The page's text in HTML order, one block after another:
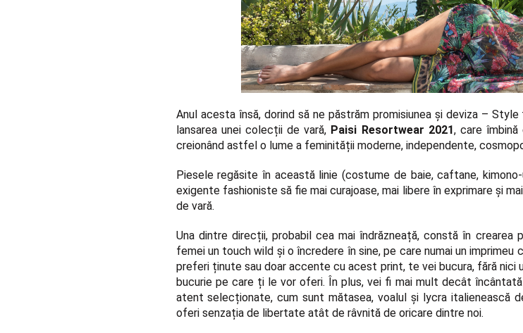
Anul acesta însă, dorind să ne păstrăm promisiunea și deviza – Style
lansarea unei colecții de vară, Paisi Resortwear 2021, care îmbină
creionând astfel o lume a feminității moderne, independente,
Piesele regăsite în această linie (costume de baie, caftane,
exigente fashioniste să fie mai curajoase, mai libere în exprimare și
de vară.
Una dintre direcții, probabil cea mai îndrăzneață, constă în crearea
femei un touch wild și o încredere în sine, pe care numai un
preferi ținute sau doar accente cu acest print, te vei bucura, fără
bucurie pe care ți le vor oferi. În plus, vei fi mai mult decât
atent selecționate, cum sunt mătasea, voalul și lycra italienească
oferi senzația de libertate atât de râvnită de oricare dintre noi.